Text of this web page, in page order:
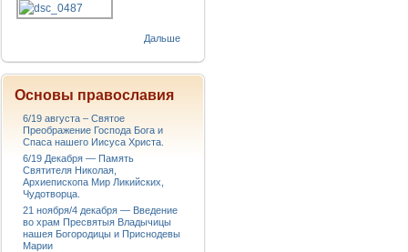
Дальше
Основы православия
6/19 августа – Святое
Преображение Господа Бога и
Спаса нашего Иисуса Христа.
6/19 Декабря — Память
Святителя Николая,
Архиепископа Мир Ликийских,
Чудотворца.
21 ноября/4 декабря — Введение
во храм Пресвятыя Владычицы
нашея Богородицы и Приснодевы
Марии